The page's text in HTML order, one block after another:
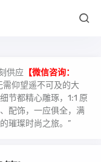
供应 【微信咨询：
需仰望遥不可及的大
节都精心雕琢，1:1 原
配饰，一应俱全，满
璀璨时尚之旅。”